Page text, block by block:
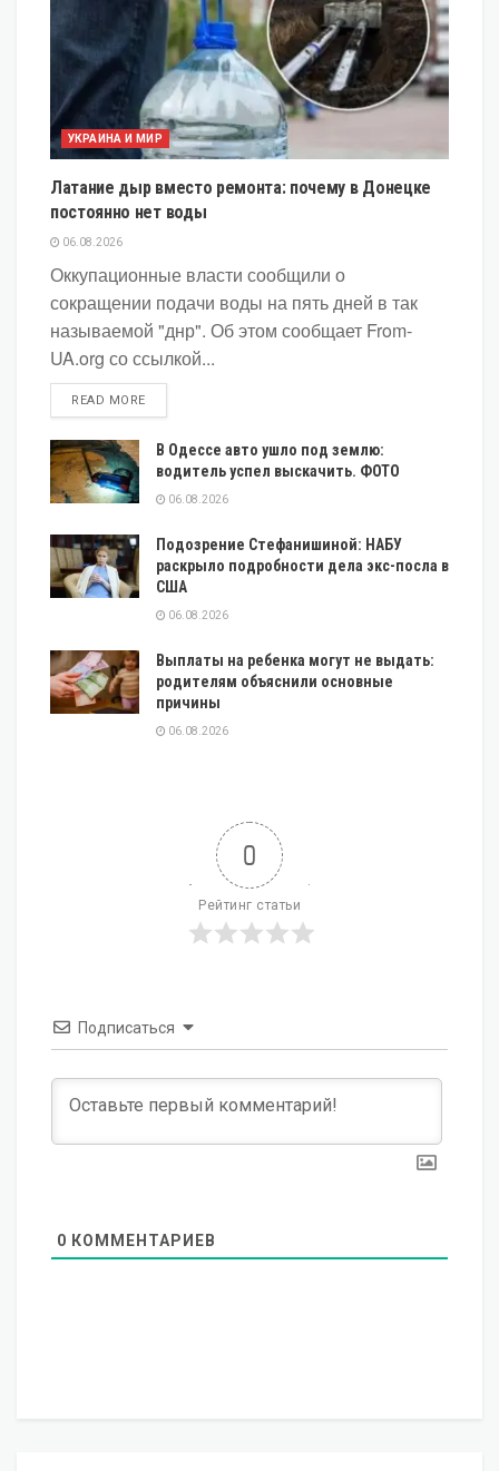
УКРАИНА И МИР
Латание дыр вместо ремонта: почему в Донецке
постоянно нет воды
06.08.2026
Оккупационные власти сообщили о
сокращении подачи воды на пять дней в так
называемой "днр". Об этом сообщает From-
UA.org со ссылкой...
READ MOREDETAILS
В Одессе авто ушло под землю:
водитель успел выскачить. ФОТО
06.08.2026
Подозрение Стефанишиной: НАБУ
раскрыло подробности дела экс-посла в
США
06.08.2026
Выплаты на ребенка могут не выдать:
родителям объяснили основные
причины
06.08.2026
0
Рейтинг статьи
Подписаться
0 КОММЕНТАРИЕВ